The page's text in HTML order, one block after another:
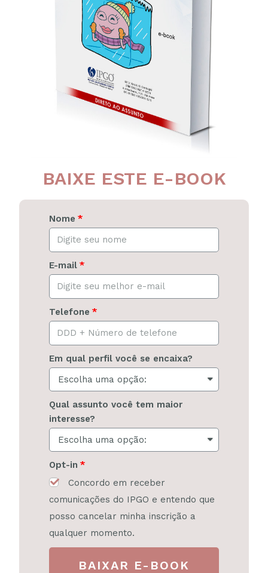
BAIXE ESTE E-BOOK
Nome
E-mail
Telefone
Em qual perfil você se encaixa?
Qual assunto você tem maior
interesse?
Opt-in
Concordo em receber
comunicações do IPGO e entendo que
posso cancelar minha inscrição a
qualquer momento.
BAIXAR E-BOOK